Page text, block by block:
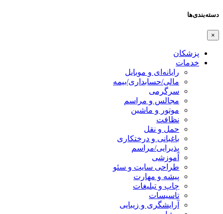
دسته‌بندی‌ها
×
پزشکان
خدمات
رایانه‌ای و موبایل
مالی/حسابداری/بیمه
سرگرمی
مجالس و مراسم
موتور و ماشین
نظافت
حمل و نقل
باغبانی و درختکاری
پذیرایی/مراسم
آموزشی
طراحی سایت و سئو
پیشه و مهارت
چاپ و تبلیغات
تاسیسات
آرایشگری و زیبایی